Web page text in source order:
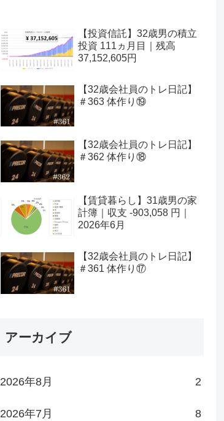
【投資信託】32歳男の積立
投資 111ヵ月目｜残高
37,152,605円
【32歳会社員のトレ日記】
＃363 体作り⑲
【32歳会社員のトレ日記】
＃362 体作り⑱
【賃貸暮らし】31歳男の家
計簿｜収支 -903,058 円｜
2026年6月
【32歳会社員のトレ日記】
＃361 体作り⑰
アーカイブ
2026年8月 2
2026年7月 8